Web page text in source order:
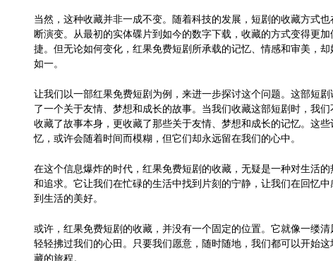
当然，这种收藏并非一成不变。随着科技的发展，短剧的收藏方式也
断演变。从最初的实体碟片到如今的数字下载，收藏的方式变得更加
捷。但无论如何变化，红果免费短剧所承载的记忆、情感和审美，却
如一。
让我们以一部红果免费短剧为例，来进一步探讨这个问题。这部短剧
了一个关于友情、梦想和成长的故事。当我们收藏这部短剧时，我们
收藏了故事本身，更收藏了那些关于友情、梦想和成长的记忆。这些
忆，或许会随着时间而模糊，但它们却永远留在我们的心中。
在这个信息爆炸的时代，红果免费短剧的收藏，无疑是一种对生活的
和追求。它让我们在忙碌的生活中找到片刻的宁静，让我们在回忆中
到生活的美好。
或许，红果免费短剧的收藏，并没有一个固定的位置。它就像一缕清
轻轻拂过我们的心田。只要我们愿意，随时随地，我们都可以开始这
藏的旅程。